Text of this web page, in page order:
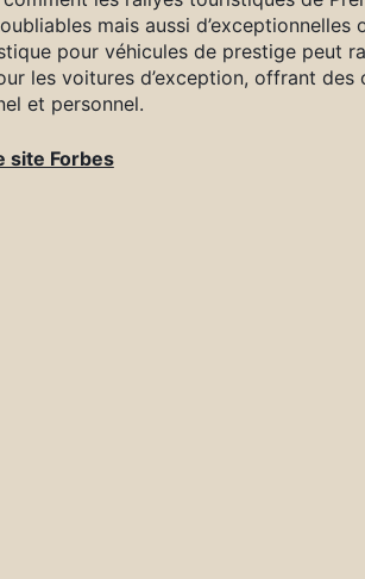
mais aussi
pour véhicules de prestige peut
les voitures d’exception, offrant
et personnel.
site Forbes